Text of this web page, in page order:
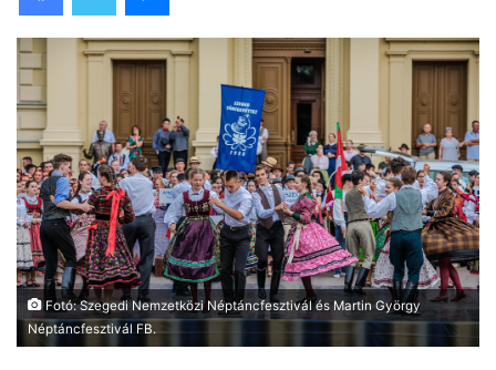
Fotó: Szegedi Nemzetközi Néptáncfesztivál és Martin György
Néptáncfesztivál FB.